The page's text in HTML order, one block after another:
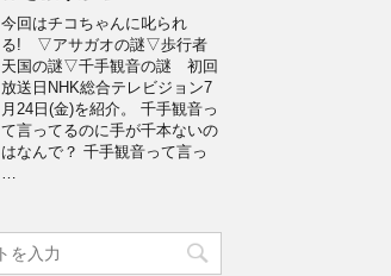
今回はチコちゃんに叱られ
る! ▽アサガオの謎▽歩行者
天国の謎▽千手観音の謎 初回
放送日NHK総合テレビジョン7
月24日(金)を紹介。 千手観音っ
て言ってるのに手が千本ないの
はなんで？ 千手観音って言っ
…